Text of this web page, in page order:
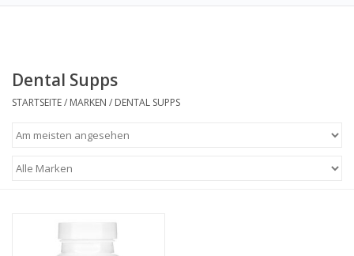
Dental Supps
STARTSEITE/ MARKEN / DENTAL SUPPS